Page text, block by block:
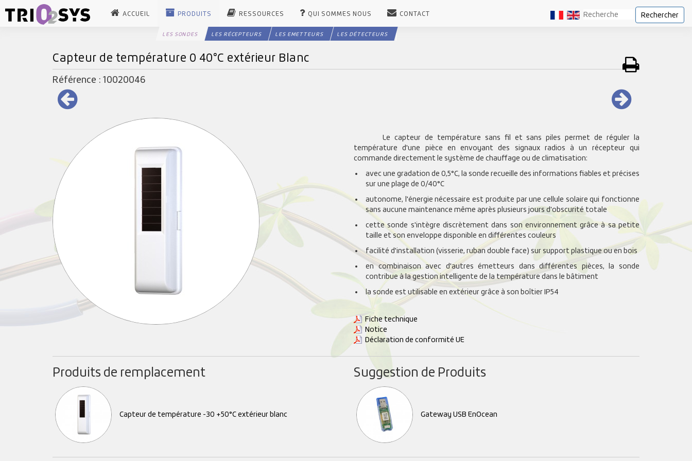
Rechercher
ACCUEIL PRODUITS
LES SONDES LES RÉCEPTEURS LES EMETTEURS LES DÉTECTEURS
RESSOURCES QUI SOMMES NOUS CONTACT
Capteur de température 0 40°C extérieur Blanc
Référence : 10020046
Le capteur de température sans fil et sans piles permet de réguler la
température d'une pièce en envoyant des signaux radios à un récepteur qui
commande directement le système de chauffage ou de climatisation:
avec une gradation de 0,5°C, la sonde recueille des informations fiables et précises
sur une plage de 0/40°C
autonome, l'énergie nécessaire est produite par une cellule solaire qui fonctionne
sans aucune maintenance même après plusieurs jours d'obscurité totale
cette sonde s'intègre discrètement dans son environnement grâce à sa petite
taille et son enveloppe disponible en différentes couleurs
facilité d'installation (visserie, ruban double face) sur support plastique ou en bois
en combinaison avec d'autres émetteurs dans différentes pièces, la sonde
contribue à la gestion intelligente de la température dans le bâtiment
la sonde est utilisable en extérieur grâce à son boîtier IP54
Fiche technique
Notice
Déclaration de conformité UE
Produits de remplacement
Capteur de température -30 +50°C extérieur blanc
Suggestion de Produits
Gateway USB EnOcean